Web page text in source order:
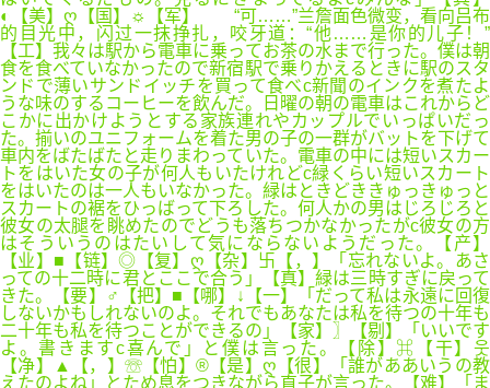
◐【美】ღ【国】☼【军】 “可……”兰詹面色微变，看向吕布
的目光中，闪过一抹挣扎，咬牙道：“他……是你的儿子！”
【工】我々は駅から電車に乗ってお茶の水まで行った。僕は朝
食を食べていなかったので新宿駅で乗りかえるときに駅のスタ
ンドで薄いサンドイッチを買って食べc新聞のインクを煮たよ
うな味のするコーヒーを飲んだ。日曜の朝の電車はこれからど
こかに出かけようとする家族連れやカップルでいっぱいだっ
た。揃いのユニフォームを着た男の子の一群がバットを下げて
車内をばたばたと走りまわっていた。電車の中には短いスカー
トをはいた女の子が何人もいたけれどc緑くらい短いスカート
をはいたのは一人もいなかった。緑はときどききゅっきゅっと
スカートの裾をひっばって下ろした。何人かの男はじろじろと
彼女の太腿を眺めたのでどうも落ちつかなかったがc彼女の方
はそういうのはたいして気にならないようだった。【产】
【业】■【链】◎【复】ღ【杂】卐【，】「忘れないよ。あさ
っての十二時に君とここで合う」【真】緑は三時すぎに戻って
きた。【要】♂【把】■【哪】↓【一】「だって私は永遠に回復
しないかもしれないのよ。それでもあなたは私を待つの十年も
二十年も私を待つことができるの」【家】〗【剔】「いいです
よ。書きますc喜んで」と僕は言った。【除】⌘【干】웃
【净】▲【，】☏【怕】®【是】ღ【很】「誰がああいうの教
えたのよね」とため息をつきながら直子が言った。【难】「ま